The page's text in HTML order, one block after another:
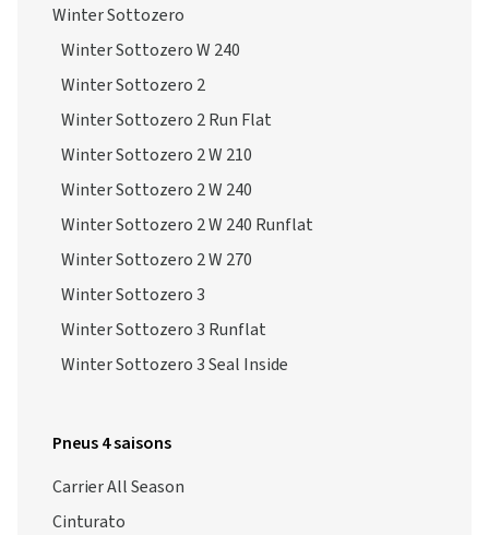
Winter Sottozero
Winter Sottozero W 240
Winter Sottozero 2
Winter Sottozero 2 Run Flat
Winter Sottozero 2 W 210
Winter Sottozero 2 W 240
Winter Sottozero 2 W 240 Runflat
Winter Sottozero 2 W 270
Winter Sottozero 3
Winter Sottozero 3 Runflat
Winter Sottozero 3 Seal Inside
Pneus 4 saisons
Carrier All Season
Cinturato